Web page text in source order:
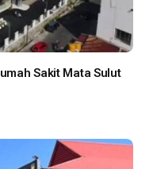
Sakit Mata Sulut